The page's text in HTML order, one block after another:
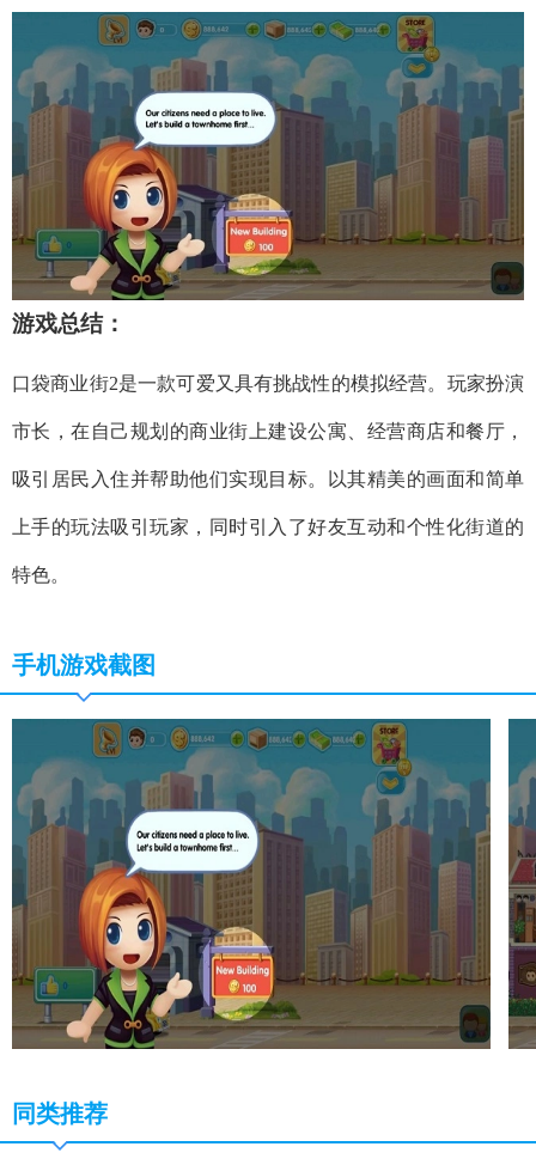
游戏总结：
口袋商业街2是一款可爱又具有挑战性的模拟经营。玩家扮演
市长，在自己规划的商业街上建设公寓、经营商店和餐厅，
吸引居民入住并帮助他们实现目标。以其精美的画面和简单
上手的玩法吸引玩家，同时引入了好友互动和个性化街道的
特色。
手机游戏截图
同类推荐